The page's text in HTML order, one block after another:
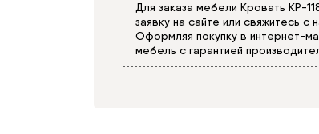
Для заказа мебели Кровать КР-
заявку на сайте или свяжитесь
Оформляя покупку в интернет-
мебель с гарантией